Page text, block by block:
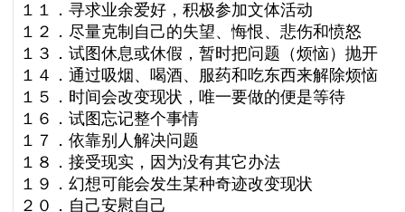
１１．寻求业余爱好，积极参加文体活动
１２．尽量克制自己的失望、悔恨、悲伤和愤怒
１３．试图休息或休假，暂时把问题（烦恼）抛开
１４．通过吸烟、喝酒、服药和吃东西来解除烦恼
１５．时间会改变现状，唯一要做的便是等待
１６．试图忘记整个事情
１７．依靠别人解决问题
１８．接受现实，因为没有其它办法
１９．幻想可能会发生某种奇迹改变现状
２０．自己安慰自己